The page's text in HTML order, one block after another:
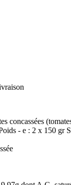
concassées
- e : 2 x 150 gr